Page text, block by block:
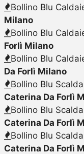
Bollino Blu
Milano
Bollino Blu
Forlì Milano
Bollino Blu
Da Forlì Milano
Bollino Blu
Caterina Da Forlì
Bollino Blu
Caterina Da Forlì
Bollino Blu
Caterina Da Forlì